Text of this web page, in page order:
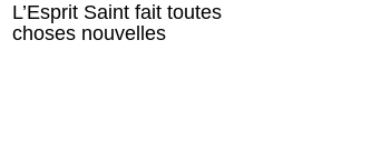
L’Esprit Saint fait toutes
choses nouvelles